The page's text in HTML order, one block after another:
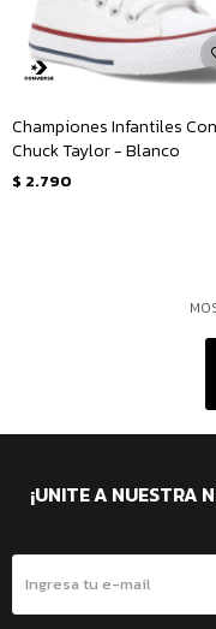
Championes Infantiles
Chuck Taylor - Blanco
$ 2.790
¡UNITE A NUESTRA